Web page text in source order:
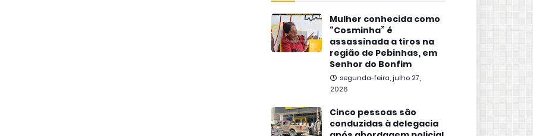
Mulher conhecida como
“Cosminha” é
assassinada a tiros na
região de Pebinhas, em
Senhor do Bonfim
segunda-feira, julho 27,
2026
Cinco pessoas são
conduzidas à delegacia